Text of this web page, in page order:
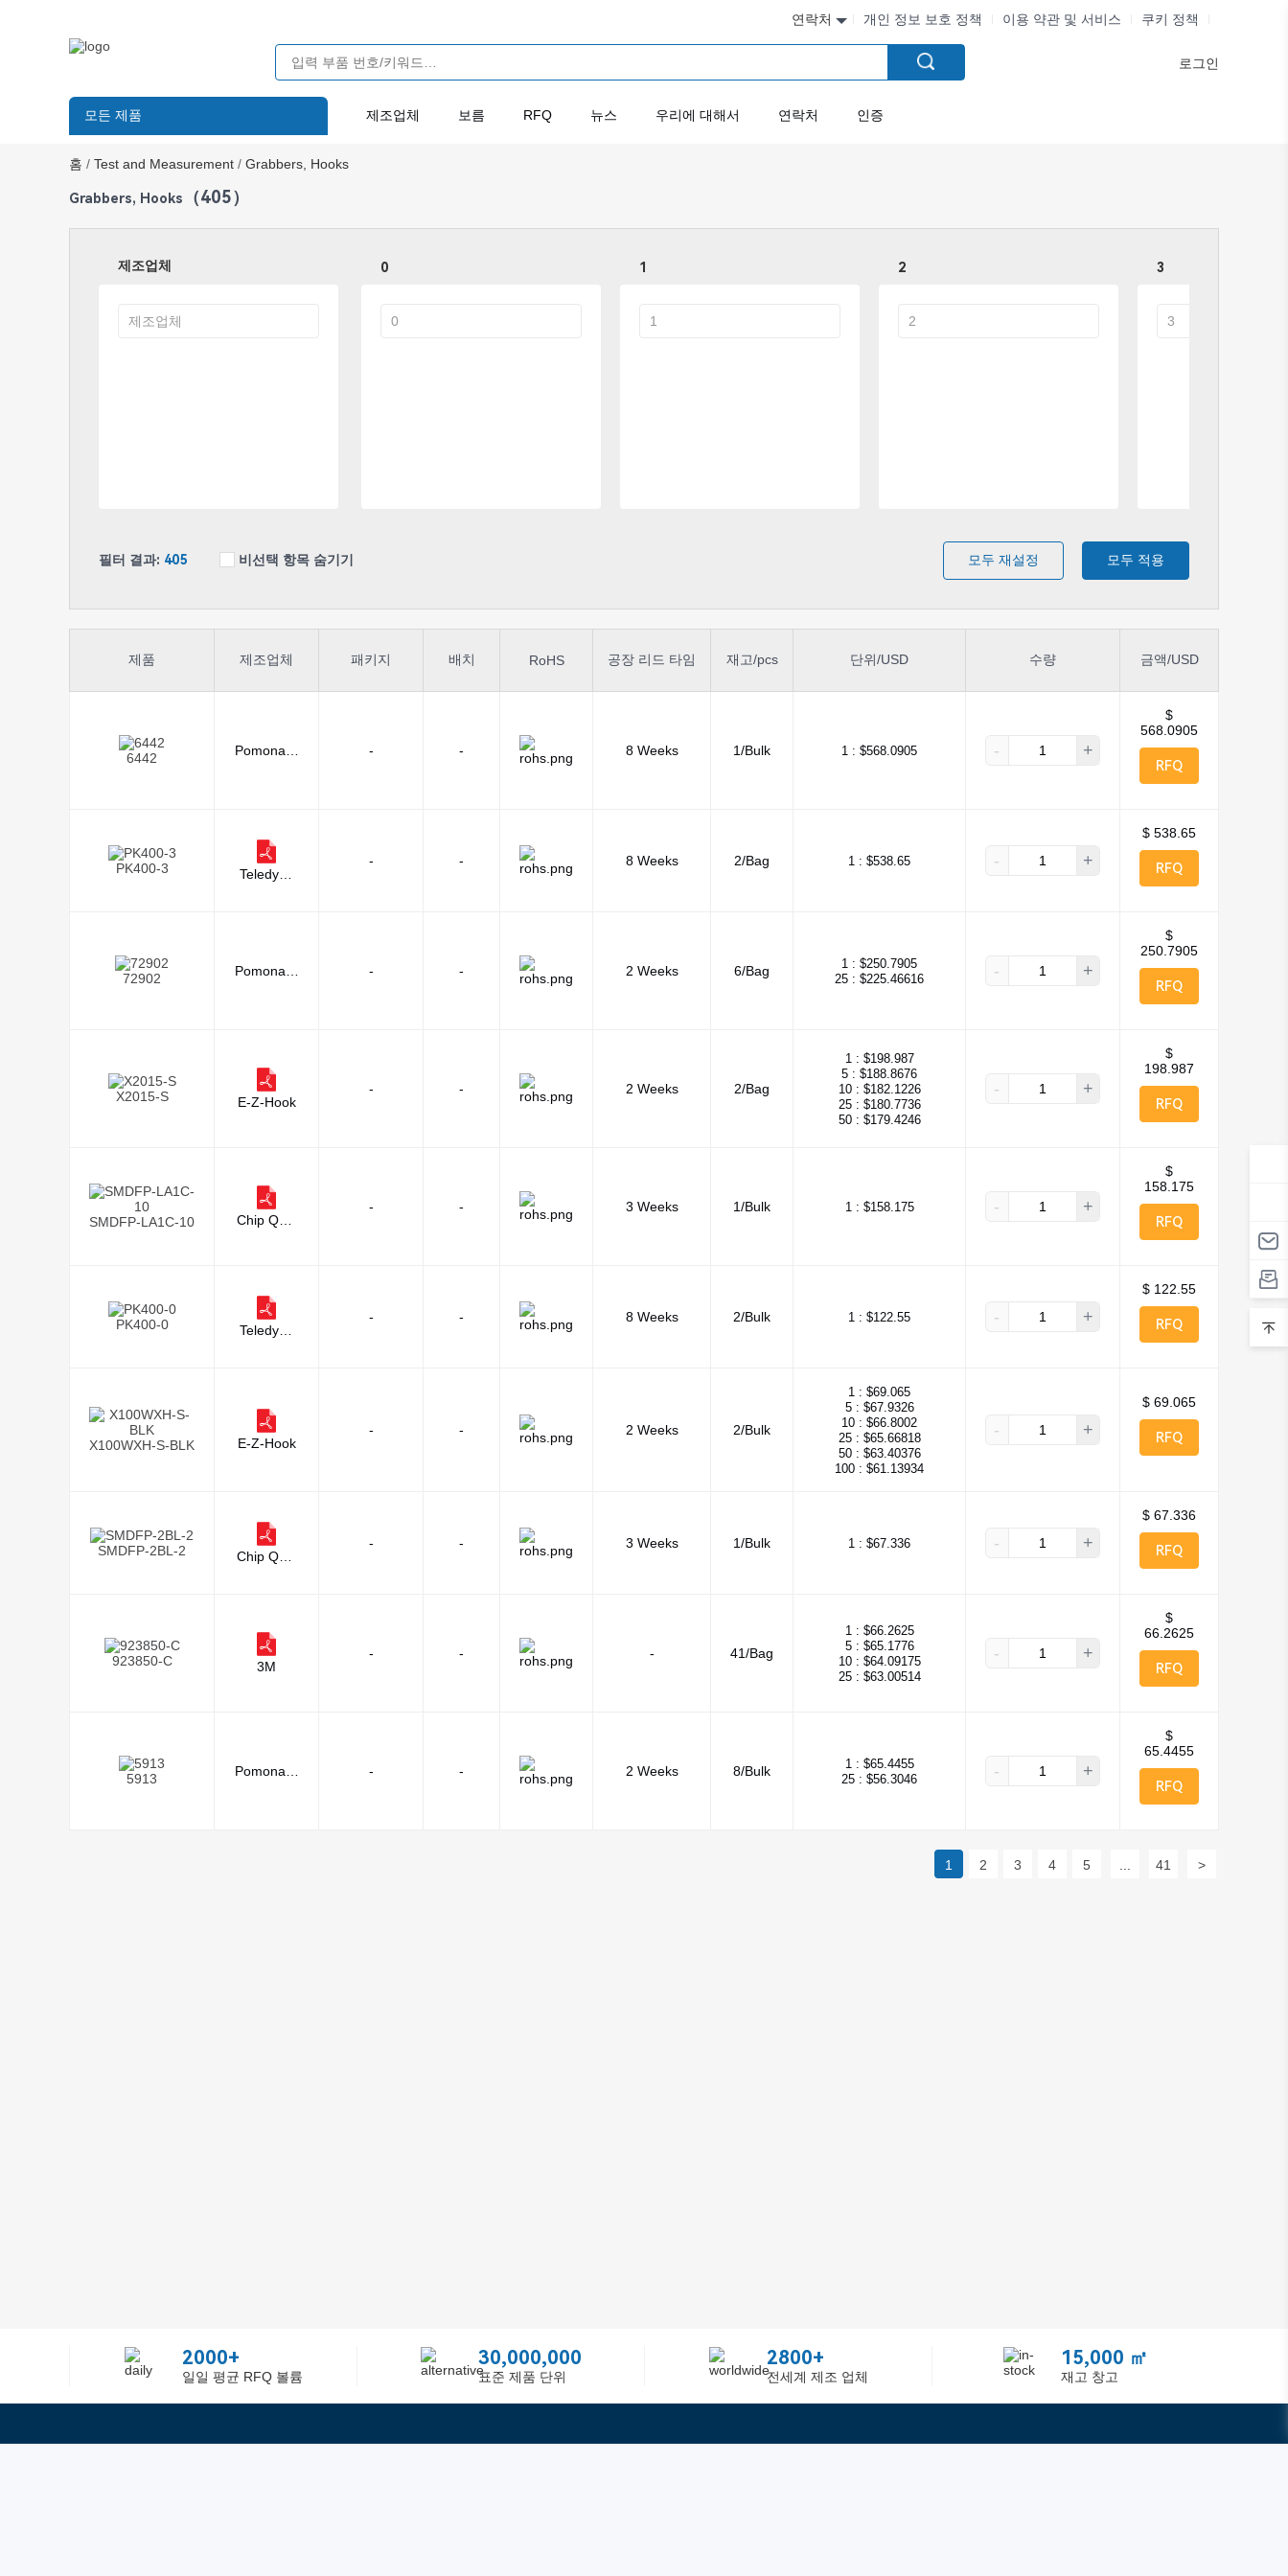
연락처 개인 정보 보호 정책 이용 약관 및 서비스 쿠키 정책
로그인
모든 제품 제조업체 보름 RFQ 뉴스 우리에 대해서 연락처 인증
홈 / Test and Measurement / Grabbers, Hooks
Grabbers, Hooks （405）
제조업체 0 1 2 3
필터 결과: 405 비선택 항목 숨기기 모두 재설정 모두 적용
제품 제조업체 패키지 배치 RoHS 공장 리드 타임 재고/pcs 단위/USD 수량 금액/USD
6442
Pomona E
- - 8 Weeks 1/Bulk 1 : $568.0905 - +
$
568.0905
RFQ
PK400-3
Teledyne
- - 8 Weeks 2/Bag 1 : $538.65 - +
$ 538.65
RFQ
72902
Pomona E
- - 2 Weeks 6/Bag 1 : $250.7905
25 : $225.46616 - +
$
250.7905
RFQ
X2015-S E-Z-Hook
- - 2 Weeks 2/Bag
1 : $198.987
5 : $188.8676
10 : $182.1226
25 : $180.7736
50 : $179.4246
- +
$
198.987
RFQ
SMDFP-LA1C-10
Chip Quik
- - 3 Weeks 1/Bulk 1 : $158.175 - +
$
158.175
RFQ
PK400-0
Teledyne
- - 8 Weeks 2/Bulk 1 : $122.55 - +
$ 122.55
RFQ
X100WXH-S-BLK E-Z-Hook
- - 2 Weeks 2/Bulk
1 : $69.065
5 : $67.9326
10 : $66.8002
25 : $65.66818
50 : $63.40376
100 : $61.13934
- +
$ 69.065
RFQ
SMDFP-2BL-2
Chip Quik
- - 3 Weeks 1/Bulk 1 : $67.336 - +
$ 67.336
RFQ
923850-C 3M
- - - 41/Bag
1 : $66.2625
5 : $65.1776
10 : $64.09175
25 : $63.00514
- +
$
66.2625
RFQ
5913
Pomona E
- - 2 Weeks 8/Bulk 1 : $65.4455
25 : $56.3046 - +
$
65.4455
RFQ
1 2 3 4 5 41 >
2000+
일일 평균 RFQ 볼륨
30,000,000
표준 제품 단위
2800+
전세계 제조 업체
15,000 ㎡
재고 창고